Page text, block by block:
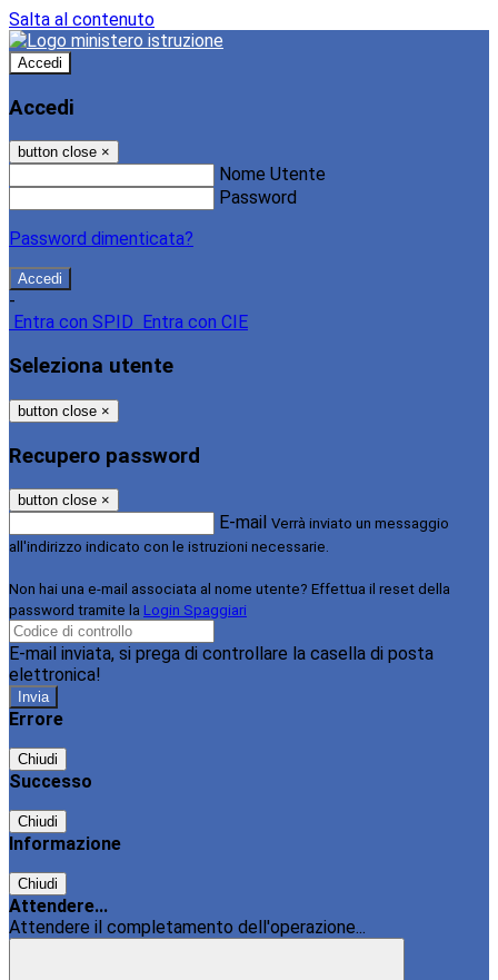
Salta al contenuto
Accedi
Accedi
button close ×
Nome Utente
Password
Password dimenticata?
-
Entra con SPID
Entra con CIE
Seleziona utente
button close ×
Recupero password
button close ×
E-mail Verrà inviato un messaggio
all'indirizzo indicato con le istruzioni necessarie.
Non hai una e-mail associata al nome utente? Effettua il reset della
password tramite la Login Spaggiari
E-mail inviata, si prega di controllare la casella di posta
elettronica!
Errore
Chiudi
Successo
Chiudi
Informazione
Chiudi
Attendere...
Attendere il completamento dell'operazione...